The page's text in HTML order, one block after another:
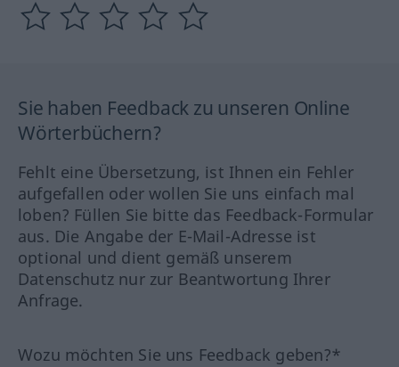
Sie haben Feedback zu unseren Online
Wörterbüchern?
Fehlt eine Übersetzung, ist Ihnen ein Fehler
aufgefallen oder wollen Sie uns einfach mal
loben? Füllen Sie bitte das Feedback-Formular
aus. Die Angabe der E-Mail-Adresse ist
optional und dient gemäß unserem
Datenschutz nur zur Beantwortung Ihrer
Anfrage.
Wozu möchten Sie uns Feedback geben?*